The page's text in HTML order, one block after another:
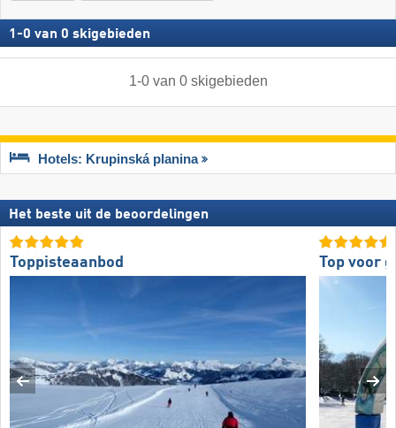
1 -0 van 0 skigebieden
1-0van 0 skigebieden
Hotels: Krupinská planina
Het beste uit de beoordelingen
Toppisteaanbod Top voor